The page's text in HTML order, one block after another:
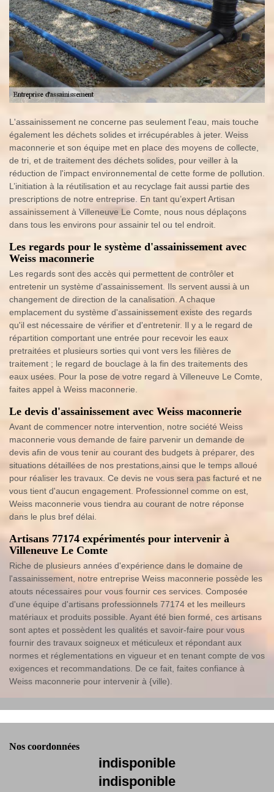
L'assainissement ne concerne pas seulement l'eau, mais touche
également les déchets solides et irrécupérables à jeter. Weiss
maconnerie et son équipe met en place des moyens de collecte,
de tri, et de traitement des déchets solides, pour veiller à la
réduction de l'impact environnemental de cette forme de pollution.
L’initiation à la réutilisation et au recyclage fait aussi partie des
prescriptions de notre entreprise. En tant qu’expert Artisan
assainissement à Villeneuve Le Comte, nous nous déplaçons
dans tous les environs pour assainir tel ou tel endroit.
Les regards pour le système d'assainissement avec
Weiss maconnerie
Les regards sont des accès qui permettent de contrôler et
entretenir un système d'assainissement. Ils servent aussi à un
changement de direction de la canalisation. A chaque
emplacement du système d'assainissement existe des regards
qu'il est nécessaire de vérifier et d'entretenir. Il y a le regard de
répartition comportant une entrée pour recevoir les eaux
pretraitées et plusieurs sorties qui vont vers les filières de
traitement ; le regard de bouclage à la fin des traitements des
eaux usées. Pour la pose de votre regard à Villeneuve Le Comte,
faites appel à Weiss maconnerie.
Le devis d'assainissement avec Weiss maconnerie
Avant de commencer notre intervention, notre société Weiss
maconnerie vous demande de faire parvenir un demande de
devis afin de vous tenir au courant des budgets à préparer, des
situations détaillées de nos prestations,ainsi que le temps alloué
pour réaliser les travaux. Ce devis ne vous sera pas facturé et ne
vous tient d'aucun engagement. Professionnel comme on est,
Weiss maconnerie vous tiendra au courant de notre réponse
dans le plus bref délai.
Artisans 77174 expérimentés pour intervenir à
Villeneuve Le Comte
Riche de plusieurs années d'expérience dans le domaine de
l'assainissement, notre entreprise Weiss maconnerie possède les
atouts nécessaires pour vous fournir ces services. Composée
d'une équipe d'artisans professionnels 77174 et les meilleurs
matériaux et produits possible. Ayant été bien formé, ces artisans
sont aptes et possèdent les qualités et savoir-faire pour vous
fournir des travaux soigneux et méticuleux et répondant aux
normes et réglementations en vigueur et en tenant compte de vos
exigences et recommandations. De ce fait, faites confiance à
Weiss maconnerie pour intervenir à {ville).
Nos coordonnées
indisponible
indisponible